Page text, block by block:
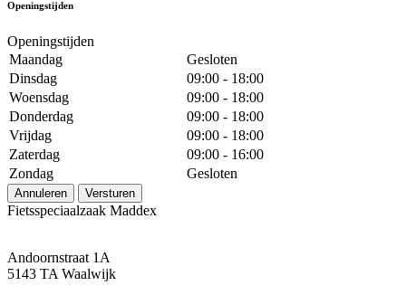
Openingstijden
Openingstijden
Maandag
Gesloten
Dinsdag
09:00 - 18:00
Woensdag
09:00 - 18:00
Donderdag
09:00 - 18:00
Vrijdag
09:00 - 18:00
Zaterdag
09:00 - 16:00
Zondag
Gesloten
Annuleren Versturen
Fietsspeciaalzaak Maddex
Andoornstraat 1A
5143 TA Waalwijk